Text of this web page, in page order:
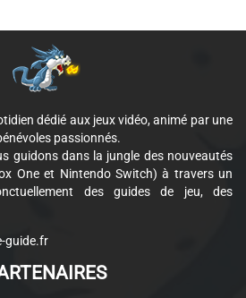
dédié aux jeux vidéo, animé par une
passionnés.
guidons dans la jungle des nouveautés
One et Nintendo Switch) à travers un
des guides de jeu, des
guide.fr